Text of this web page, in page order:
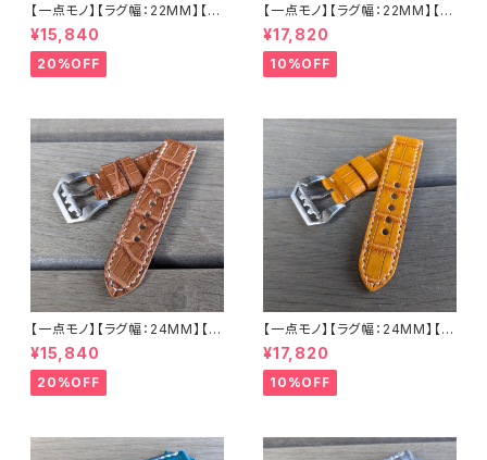
【一点モノ】【ラグ幅：22MM】【手
縫い】【ストレート型】【2P-ALE
M22o-1】アリゲーター 腹ワニ
エメラルド 国産なめしの本革 下
地 オイル ヌメ革 ハンドメイド
¥15,840
20%OFF
【一点モノ】【ラグ幅：22MM】【ス
トレート型】【2P-ALWHEAT22
-1】アリゲーター 腹ワニ テイル
ウィート/ベージュ 国産なめしの
本革 下地 ヌメ革ナチュラル ハ
¥17,820
10%OFF
【一点モノ】【ラグ幅：24MM】【手
縫い】【ストレート型】【2P-ALBR
24S-1】アリゲーター 腹ワニ テ
イル ウォルナット/カフェブラウン
国産なめしの本革 下地 ヌメ革
LEVEL7
¥15,840
20%OFF
【一点モノ】【ラグ幅：24MM】【手
縫い】【ストレート型】【2P-ALLB
R24S-1】アリゲーター 腹ワニ
テイル タバック/オレンジイエロ
ー 国産なめしの本革 下地 ヌメ
LEVEL7
¥17,820
10%OFF